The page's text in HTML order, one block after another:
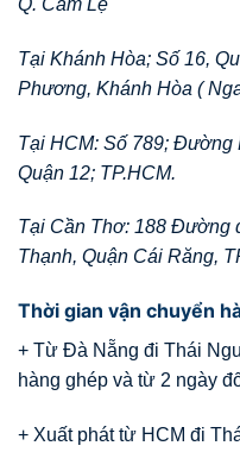
Q. Cẩm Lệ
Tại Khánh Hòa; Số 16,
Phương, Khánh Hòa (
Tại HCM: Số 789; Đường
Quận 12; TP.HCM.
Tại Cần Thơ: 188 Đường
Thạnh, Quận Cái Răng,
Thời gian vận chuyển
+ Từ Đà Nẵng đi Thái
hàng ghép và từ 2 ngày
+ Xuất phát từ HCM đi